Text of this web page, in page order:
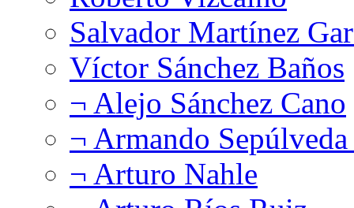
Salvador Martínez
Víctor Sánchez Baños
¬ Alejo Sánchez Cano
¬ Armando
¬ Arturo Nahle